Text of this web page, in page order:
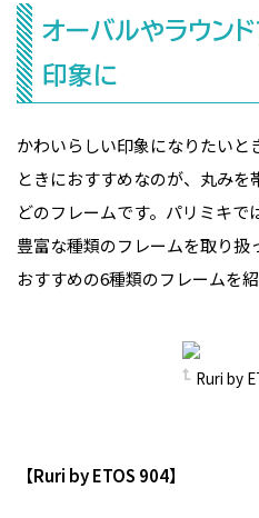
オーバルやラウン
印象に
かわいらしい印象になりたい
ときにおすすめなのが、丸み
どのフレームです。パリミキで
豊富な種類のフレームを取り扱
おすすめの6種類のフレームを紹
Ruri by
【Ruri by ETOS 904】